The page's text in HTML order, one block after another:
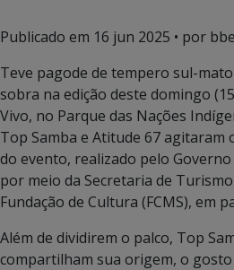
Publicado em 16 jun 2025 • por
Teve pagode de tempero sul-
sobra na edição deste domingo
Vivo, no Parque das Nações
Top Samba e Atitude 67 agitaram
do evento, realizado pelo
por meio da Secretaria de
Fundação de Cultura (FCMS), em
Além de dividirem o palco, Top
compartilham sua origem, o